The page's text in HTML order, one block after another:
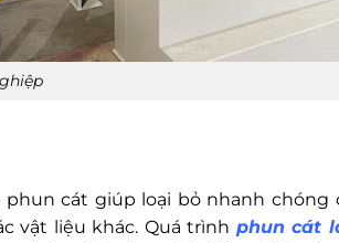
phun cát giúp loại bỏ nhanh chóng
vật liệu khác. Quá trình phun cát